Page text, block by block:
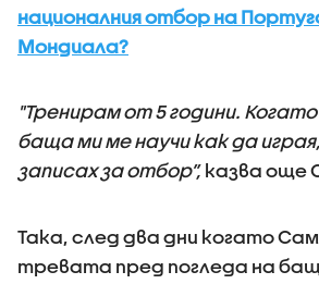
националния отбор на
Мондиала?
"Тренирам от 5 години.
баща ми ме научи как да
записах за отбор”, казва още
Така, след два дни когато
тревата пред погледа на